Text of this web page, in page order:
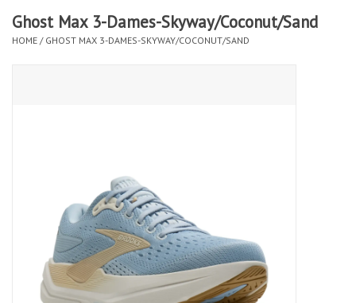
CLUBSHOPS
Ghost Max 3-Dames-Skyway/Coconut/Sand
HOME / GHOST MAX 3-DAMES-SKYWAY/COCONUT/SAND